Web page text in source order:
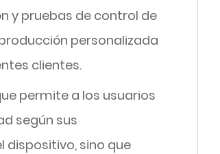
y pruebas de control de
personalizada
clientes.
permite a los usuarios
según sus
dispositivo, sino que